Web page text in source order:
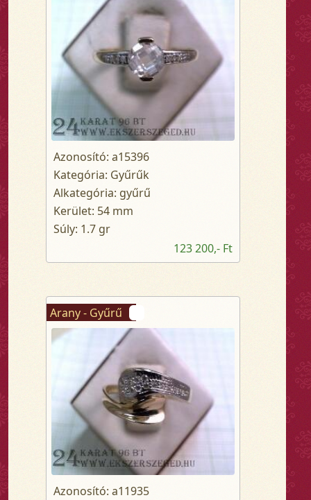
Azonosító: a15396
Kategória: Gyűrűk
Alkategória: gyűrű
Kerület: 54 mm
Súly: 1.7 gr
123 200,- Ft
Arany - Gyűrű
Azonosító: a11935